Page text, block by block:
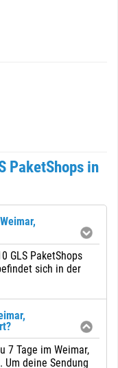
PaketShops in
GLS PaketShops
sich in der
7 Tage im Weimar,
Um deine Sendung